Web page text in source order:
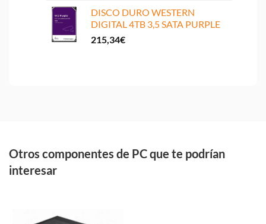
DISCO DURO WESTERN
DIGITAL 4TB 3,5 SATA PURPLE
215,34€
Otros componentes de PC que te podrían
interesar